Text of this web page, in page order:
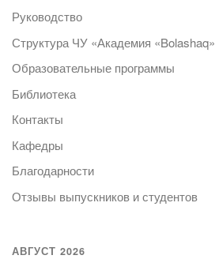
Руководство
Структура ЧУ «Академия «Bolashaq»
Образовательные программы
Библиотека
Контакты
Кафедры
Благодарности
Отзывы выпускников и студентов
АВГУСТ 2026